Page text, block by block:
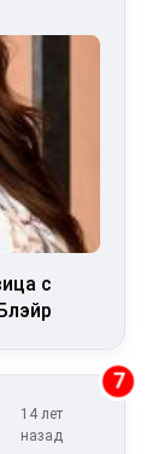
с
7
14 лет
назад